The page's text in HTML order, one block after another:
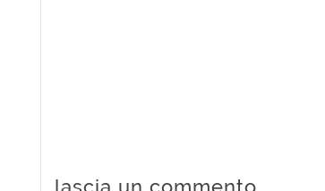
lascia un commento